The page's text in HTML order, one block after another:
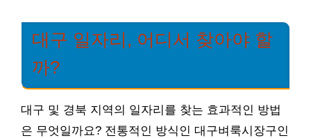
대구 일자리, 어디서 찾아야 할
까?
대구 및 경북 지역의 일자리를 찾는 효과적인 방법
은 무엇일까요? 전통적인 방식인 대구벼룩시장구인